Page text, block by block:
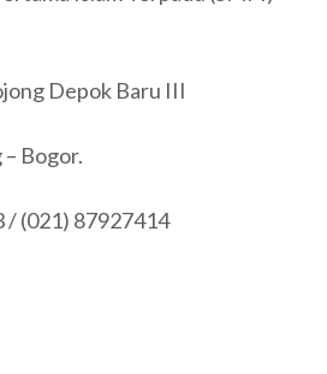
Depok Baru III
Bogor.
/ (021) 87927414